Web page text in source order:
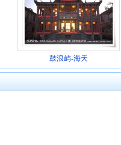
鼓浪屿-海天